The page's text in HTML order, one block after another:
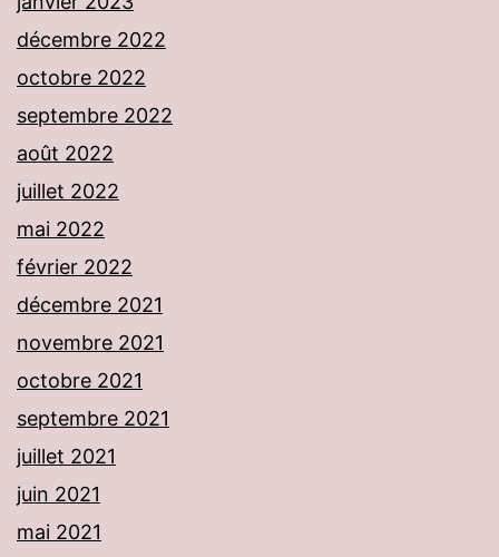
décembre 2022
octobre 2022
septembre 2022
août 2022
juillet 2022
mai 2022
février 2022
décembre 2021
novembre 2021
octobre 2021
septembre 2021
juillet 2021
juin 2021
mai 2021